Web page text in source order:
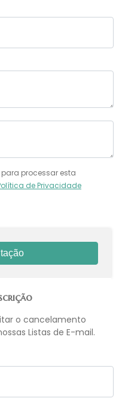
processar esta
de Privacidade
o cancelamento
Listas de E-mail.